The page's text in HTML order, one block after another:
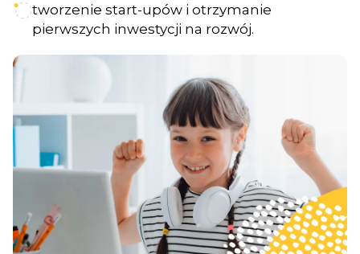
tworzenie start-upów i otrzymanie
pierwszych inwestycji na rozwój.